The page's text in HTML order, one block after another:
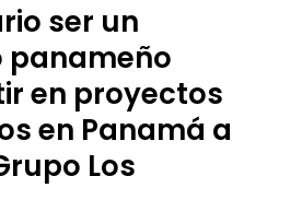
ser un
en proyectos
en Panamá a
Los